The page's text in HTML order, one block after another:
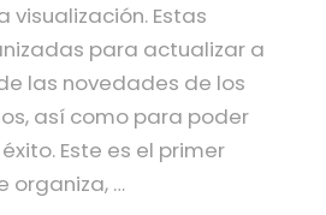
Estas
para actualizar a
las novedades de los
así como para poder
Este es el primer
organiza, …